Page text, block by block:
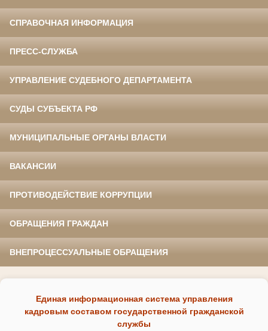
СПРАВОЧНАЯ ИНФОРМАЦИЯ
ПРЕСС-СЛУЖБА
УПРАВЛЕНИЕ СУДЕБНОГО ДЕПАРТАМЕНТА
СУДЫ СУБЪЕКТА РФ
МУНИЦИПАЛЬНЫЕ ОРГАНЫ ВЛАСТИ
ВАКАНСИИ
ПРОТИВОДЕЙСТВИЕ КОРРУПЦИИ
ОБРАЩЕНИЯ ГРАЖДАН
ВНЕПРОЦЕССУАЛЬНЫЕ ОБРАЩЕНИЯ
Единая информационная система управления
кадровым составом государственной гражданской
службы